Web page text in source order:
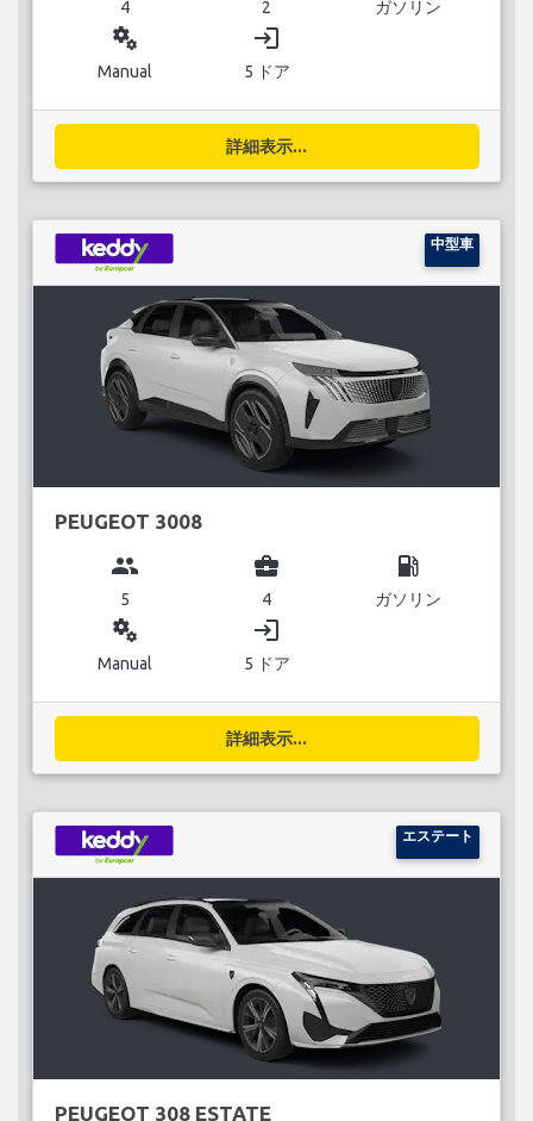
4 2 ガソリン
miscellaneous_services
Manual
login
5 ドア
詳細表示...
中型車
PEUGEOT 3008
group
5
business_center
4
local_gas_station
ガソリン
miscellaneous_services
Manual
login
5 ドア
詳細表示...
エステート
PEUGEOT 308 ESTATE